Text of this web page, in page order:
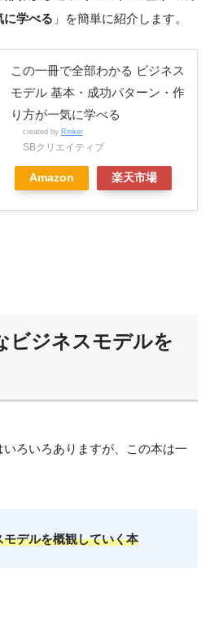
に学べる 」を簡単に紹介します。
この一冊で全部わかる ビジネス
モデル 基本・成功パターン・作
り方が一気に学べる
created by Rinker
SBクリエイティブ
Amazon 楽天市場
ビジネスモデルを
ろいろありますが、この本は一
デルを概観していく本